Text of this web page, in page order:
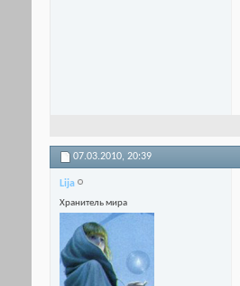
07.03.2010, 20:39
Lija
Хранитель мира